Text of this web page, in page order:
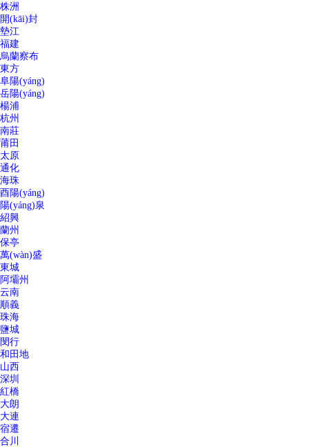
株洲
開(kāi)封
墊江
福建
烏蘭察布
東方
阜陽(yáng)
岳陽(yáng)
楊浦
杭州
南莊
莆田
太原
通化
海珠
酉陽(yáng)
陽(yáng)泉
紹興
蘭州
保亭
萬(wàn)盛
東城
阿壩州
云南
順義
珠海
鹽城
閔行
和田地
山西
深圳
紅橋
大朗
大連
宿遷
合川